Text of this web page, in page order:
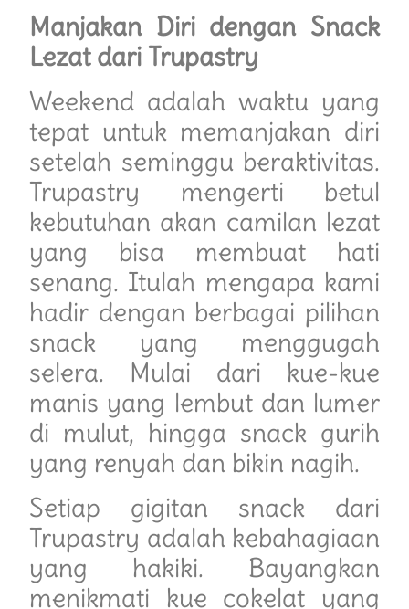
Manjakan Diri dengan Snack
Lezat dari Trupastry
Weekend adalah waktu yang
tepat untuk memanjakan diri
setelah seminggu beraktivitas.
Trupastry mengerti betul
kebutuhan akan camilan lezat
yang bisa membuat hati
senang. Itulah mengapa kami
hadir dengan berbagai pilihan
snack yang menggugah
selera. Mulai dari kue-kue
manis yang lembut dan lumer
di mulut, hingga snack gurih
yang renyah dan bikin nagih.
Setiap gigitan snack dari
Trupastry adalah kebahagiaan
yang hakiki. Bayangkan
menikmati kue cokelat yang